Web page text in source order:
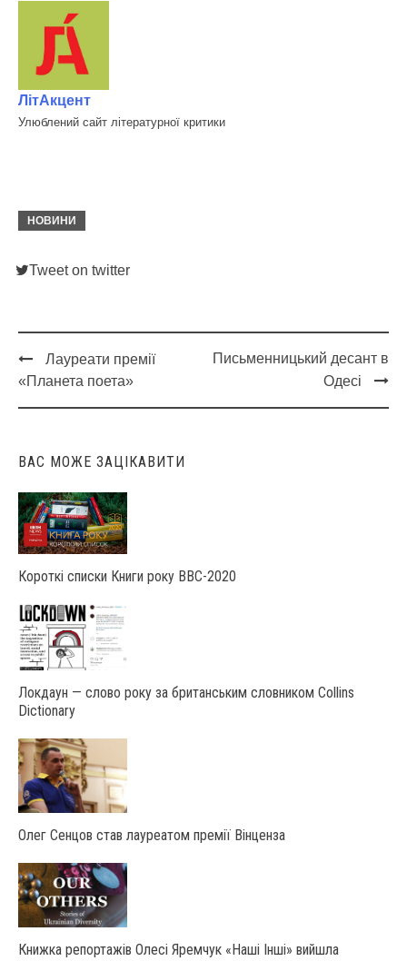
ЛітАкцент
Улюблений сайт літературної критики
НОВИНИ
Tweet on twitter
Post
navigation
Лауреати премії
«Планета поета»
Письменницький десант в
Одесі
ВАС МОЖЕ ЗАЦІКАВИТИ
Короткі списки Книги року ВВС-2020
Локдаун — слово року за британським словником Collins
Dictionary
Олег Сенцов став лауреатом премії Вінценза
Книжка репортажів Олесі Яремчук «Наші Інші» вийшла